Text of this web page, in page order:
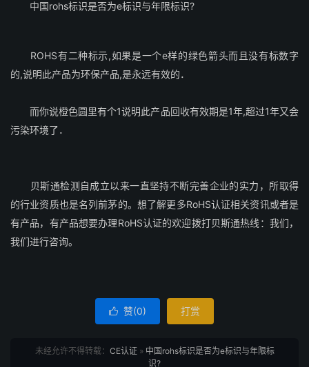
中国rohs标识是否为e标识与年限标识?
ROHS有二种标示,如果是一个e样的绿色箭头而且没有标数字
的,说明此产品为环保产品,是永远有效的．
而你说橙色圆里有个1说明此产品回收有效期是1年,超过1年又会
污染环境了．
贝斯通检测自成立以来一直坚持不断完善企业的实力，所取得
的行业资质也是名列前茅的。想了解更多RoHS认证相关资讯或者是
有产品，有产品想要办理RoHS认证的欢迎拨打贝斯通热线：我们，
我们进行咨询。
 赞(0) 打赏
未经允许不得转载： CE认证» 中国rohs标识是否为e标识与年限标
识?